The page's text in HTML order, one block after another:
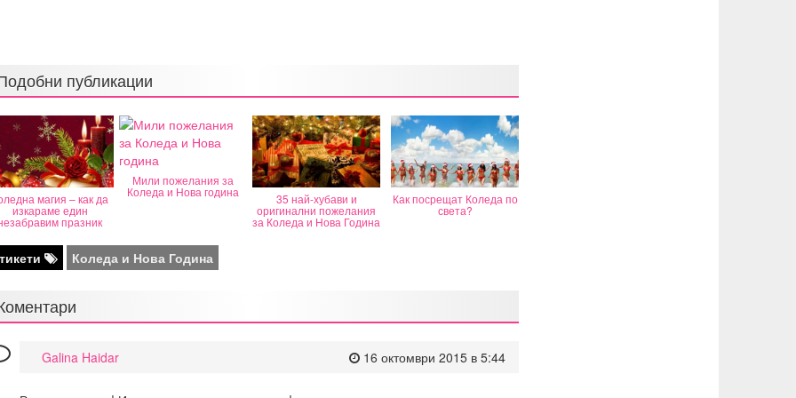
публикации
магия – как да
изкараме един
празник
Мили пожелания за
Коледа и Нова година 35 най-хубави и
оригинални пожелания
за Коледа и Нова Година
Как посрещат Коледа по
света?
Коледа и Нова Година
16 октомври 2015 в 5:44
Galina Haidar